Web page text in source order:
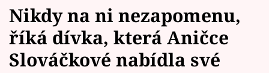
Témata
Nikdy na ni nezapomenu,
říká dívka, která Aničce
Slováčkové nabídla své